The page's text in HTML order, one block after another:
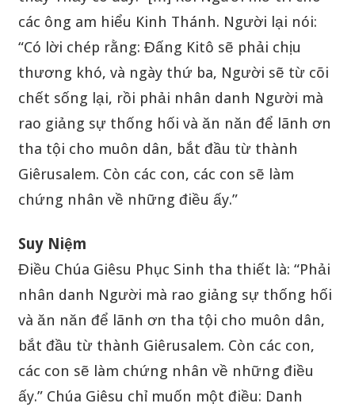
các ông am hiểu Kinh Thánh. Người lại nói:
“Có lời chép rằng: Đấng Kitô sẽ phải chịu
thương khó, và ngày thứ ba, Người sẽ từ cõi
chết sống lại, rồi phải nhân danh Người mà
rao giảng sự thống hối và ăn năn để lãnh ơn
tha tội cho muôn dân, bắt đầu từ thành
Giêrusalem. Còn các con, các con sẽ làm
chứng nhân về những điều ấy.”
Suy Niệm
Điều Chúa Giêsu Phục Sinh tha thiết là: “Phải
nhân danh Người mà rao giảng sự thống hối
và ăn năn để lãnh ơn tha tội cho muôn dân,
bắt đầu từ thành Giêrusalem. Còn các con,
các con sẽ làm chứng nhân về những điều
ấy.” Chúa Giêsu chỉ muốn một điều: Danh